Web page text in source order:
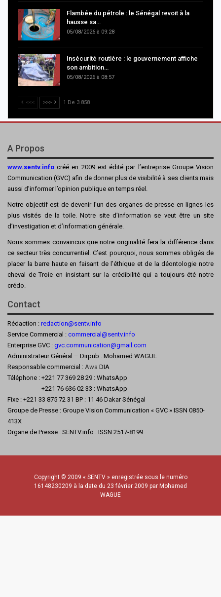
Flambée du pétrole : le Sénégal revoit à la
hausse sa…
05/08/2026 à 09:28
Insécurité routière : le gouvernement affiche
son ambition…
05/08/2026 à 08:57
<<< >>> 1 De 3 858
A Propos
www.sentv.info créé en 2009 est édité par l’entreprise Groupe Vision
Communication (GVC) afin de donner plus de visibilité à ses clients mais
aussi d’informer l’opinion publique en temps réel.
Notre objectif est de devenir l’un des organes de presse en lignes les
plus visités de la toile. Notre site d’information se veut être un site
d’investigation et d’information générale.
Nous sommes convaincus que notre originalité fera la différence dans
ce secteur très concurrentiel. C’est pourquoi, nous sommes obligés de
placer la barre haute en faisant de l’éthique et de la déontologie notre
cheval de Troie en insistant sur la crédibilité qui a toujours été notre
crédo.
Contact
Rédaction : redaction@sentv.info
Service Commercial : commercial@sentv.info
Enterprise GVC : gvc.communication@gmail.com
Administrateur Général – Dirpub : Mohamed WAGUE
Responsable commercial : Awa DIA
Téléphone : +221 77 369 28 29 : WhatsApp
+221 76 636 02 33 : WhatsApp
Fixe : +221 33 875 72 31 BP : 11 46 Dakar Sénégal
Groupe de Presse : Groupe Vision Communication « GVC » ISSN 0850-
413X
Organe de Presse : SENTV.info : ISSN 2517-8199
Copyright © 2009 « SENTV » enregistrée sous le numéro
16148230209 à la date du 23 février 2009 par Mohamed
WAGUE